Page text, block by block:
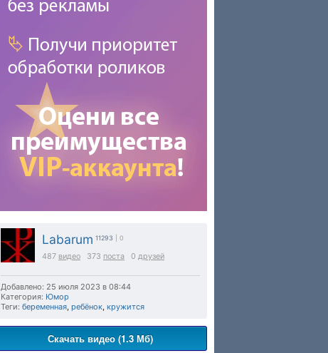
Labarum 11293 | 0
487 видео 373 поста 0 друзей
Добавлено: 25 июля 2023 в 08:44
Категория: Юмор
Теги: беременная, ребёнок, кружится
Скачать видео (1.3 Мб)